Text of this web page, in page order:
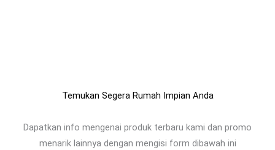
Temukan Segera Rumah Impian Anda
Dapatkan info mengenai produk terbaru kami dan promo
menarik lainnya dengan mengisi form dibawah ini